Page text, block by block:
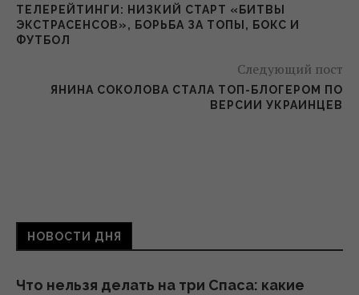
ТЕЛЕРЕЙТИНГИ: НИЗКИЙ СТАРТ «БИТВЫ
ЭКСТРАСЕНСОВ», БОРЬБА ЗА ТОПЫ, БОКС И
ФУТБОЛ
Следующий пост
ЯНИНА СОКОЛОВА СТАЛА ТОП-БЛОГЕРОМ ПО
ВЕРСИИ УКРАИНЦЕВ
НОВОСТИ ДНЯ
Что нельзя делать на три Спаса: какие